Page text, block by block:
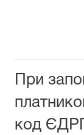
При
код